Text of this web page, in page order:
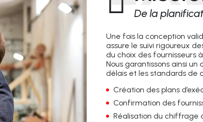
De la
Une fois la conception
assure le suivi rigoureux
du choix des fournisseurs
Nous garantissons ainsi
délais et les standards de
Création des plans
Confirmation des
Réalisation du chiffrage